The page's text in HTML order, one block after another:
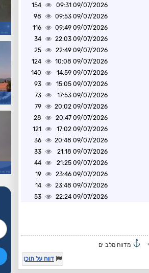
09/07/2026 09:31
154
09/07/2026 09:53
98
09/07/2026 09:49
116
09/07/2026 22:03
34
09/07/2026 22:49
25
09/07/2026 10:08
124
09/07/2026 14:59
140
09/07/2026 15:05
93
09/07/2026 17:53
73
09/07/2026 20:02
79
09/07/2026 20:47
28
09/07/2026 17:02
121
09/07/2026 20:48
36
09/07/2026 21:18
33
09/07/2026 21:25
44
09/07/2026 23:46
19
09/07/2026 23:48
14
09/07/2026 22:24
53
מדווח מלב ים
דווח על תוכן